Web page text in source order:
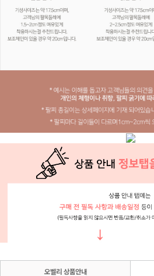
오벨리 상품안내